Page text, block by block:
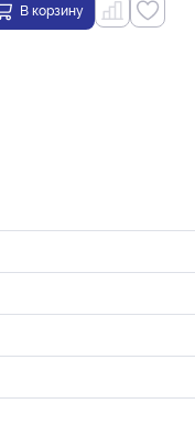
В корзину